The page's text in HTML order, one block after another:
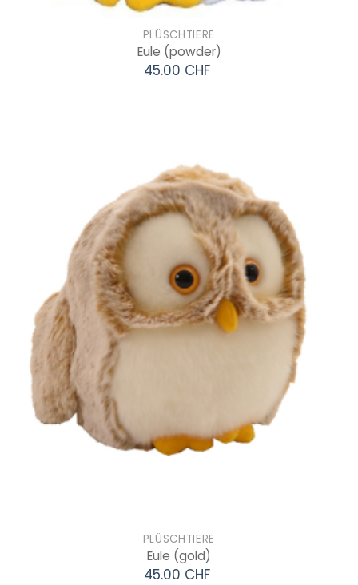
PLÜSCHTIERE
Eule (powder)
45.00 CHF
PLÜSCHTIERE
Eule (gold)
45.00 CHF